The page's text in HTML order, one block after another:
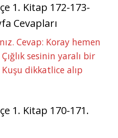
1. Kitap 172-173-
Cevapları
Cevap: Koray hemen
sesinin yaralı bir
dikkatlice alıp
1. Kitap 170-171.